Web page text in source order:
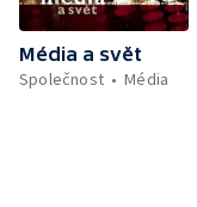
Média a svět
Společnost
Média